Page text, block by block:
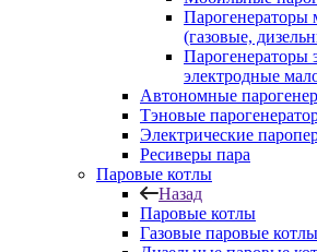
(газовые,
Парогенераторы
электродные
Автономные
Тэновые
Электрические
Ресиверы пара
Паровые котлы
Назад
Паровые котлы
Газовые паровые котлы